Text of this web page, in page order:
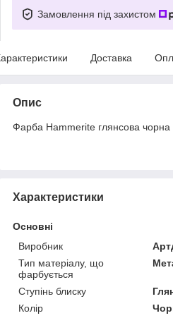
Замовлення під захистом
Доставка
Опис
Фарба Hammerite глянсова чорна
Характеристики
Основні
Виробник
Тип матеріалу, що
фарбується
Ступінь блиску
Колір